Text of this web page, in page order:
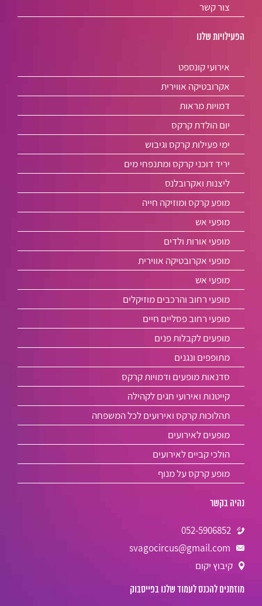
צור קשר
הפעילויות שלנו
אירועי קונספט
אקרובטיקה אווירית
דמויות מראות
יום הולדת קרקס
ימי פעילות קרקס וגיבוש
יריד דוכני קרקס ומתנפחי מים
ליצנות ואקרובלנס
מופע קרקס ומוזיקה חייה
מופעי אש
מופעי אורות ולדים
מופעי אקרובטיקה אווירית
מופעי אש
מופעי רחוב והרכבים מוזיקלים
מופעי רחוב פסליים חיים
מופעים לקבלות פנים
מתופפים ונגנים
סדנאות מופעים ודמויות קרקס
קייטנות ואירועי חגים לקהילה
תהלוכות קרקס ואירועים לכל המשפחה
מופעים לאירועים
הולכי קביים לאירועים
מופע קרקס על מנוף
נהיה בקשר
052-5906852
svagocircus@gmail.com
קיבוץ יקום
מוזמנים להכנס לעמוד שלנו בפייסבוק